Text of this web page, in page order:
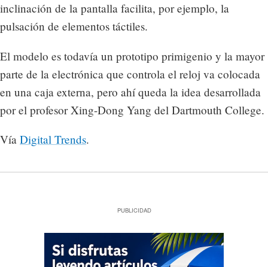
inclinación de la pantalla facilita, por ejemplo, la
pulsación de elementos táctiles.
El modelo es todavía un prototipo primigenio y la mayor
parte de la electrónica que controla el reloj va colocada
en una caja externa, pero ahí queda la idea desarrollada
por el profesor Xing-Dong Yang del Dartmouth College.
Vía Digital Trends.
PUBLICIDAD